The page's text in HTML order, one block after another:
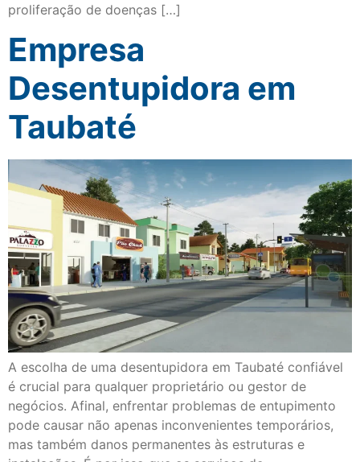
proliferação de doenças […]
Empresa
Desentupidora em
Taubaté
A escolha de uma desentupidora em Taubaté confiável
é crucial para qualquer proprietário ou gestor de
negócios. Afinal, enfrentar problemas de entupimento
pode causar não apenas inconvenientes temporários,
mas também danos permanentes às estruturas e